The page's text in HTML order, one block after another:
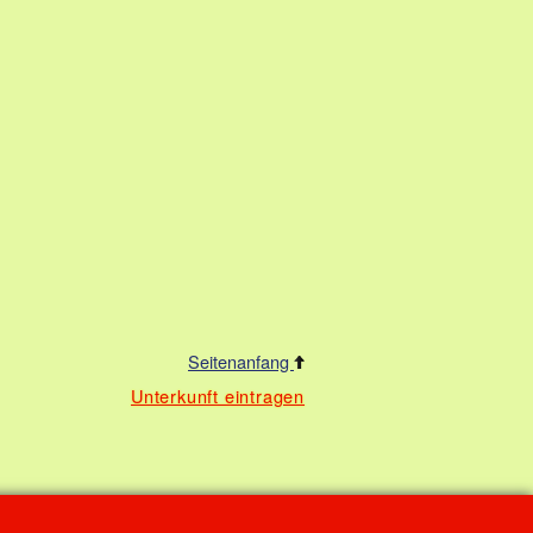
Seitenanfang
Unterkunft eintragen